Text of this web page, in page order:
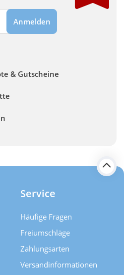
Anmelden
& Gutscheine
Service
Häufige Fragen
Freiumschläge
Zahlungsarten
Versand­informationen